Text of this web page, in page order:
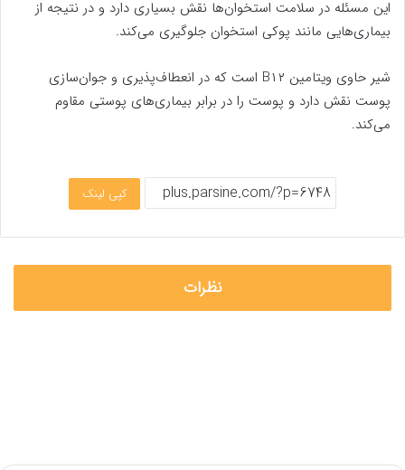
این مسئله در سلامت استخوان‌ها نقش بسیاری دارد و در نتیجه از
بیماری‌هایی مانند پوکی استخوان جلوگیری می‌کند.
شیر حاوی ویتامین B۱۲ است که در انعطاف‌پذیری و جوان‌سازی
پوست نقش دارد و پوست را در برابر بیماری‌های پوستی مقاوم
می‌کند.
کپی لینک
نظرات